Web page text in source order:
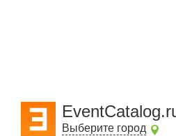
Выберите город